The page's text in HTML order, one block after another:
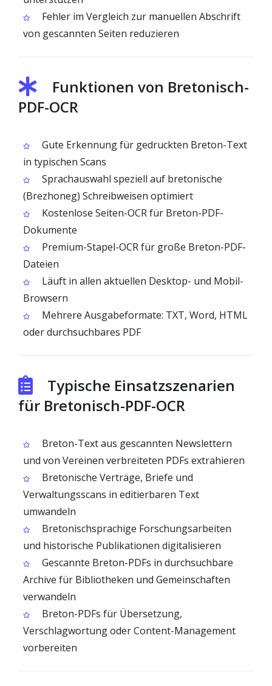
Fehler im Vergleich zur manuellen Abschrift
von gescannten Seiten reduzieren
Funktionen von Bretonisch-
PDF-OCR
Gute Erkennung für gedruckten Breton-Text
in typischen Scans
Sprachauswahl speziell auf bretonische
(Brezhoneg) Schreibweisen optimiert
Kostenlose Seiten-OCR für Breton-PDF-
Dokumente
Premium-Stapel-OCR für große Breton-PDF-
Dateien
Läuft in allen aktuellen Desktop- und Mobil-
Browsern
Mehrere Ausgabeformate: TXT, Word, HTML
oder durchsuchbares PDF
Typische Einsatzszenarien
für Bretonisch-PDF-OCR
Breton-Text aus gescannten Newslettern
und von Vereinen verbreiteten PDFs extrahieren
Bretonische Verträge, Briefe und
Verwaltungsscans in editierbaren Text
umwandeln
Bretonischsprachige Forschungsarbeiten
und historische Publikationen digitalisieren
Gescannte Breton-PDFs in durchsuchbare
Archive für Bibliotheken und Gemeinschaften
verwandeln
Breton-PDFs für Übersetzung,
Verschlagwortung oder Content-Management
vorbereiten